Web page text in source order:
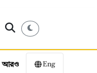
আরও Eng